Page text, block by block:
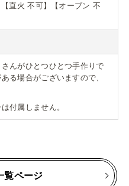
直火 不可】【オーブン 不
んがひとつひとつ手作りで
る場合がございますので、
付属しません。
覧ページ